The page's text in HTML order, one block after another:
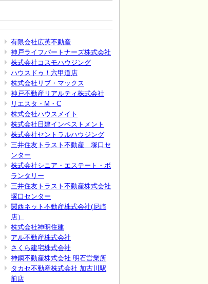
有限会社広英不動産
神戸ライフパートナーズ株式会社
株式会社コスモハウジング
ハウスドゥ！六甲道店
株式会社リブ・マックス
神戸不動産リアルティ株式会社
リエスタ・M・C
株式会社ハウスメイト
株式会社日建インベストメント
株式会社セントラルハウジング
三井住友トラスト不動産 塚口セ
ンター
株式会社シニア・エステート・ボ
ランタリー
三井住友トラスト不動産株式会社
塚口センター
関西ネット不動産株式会社(尼崎
店）
株式会社神明住建
アル不動産株式会社
さくら建宅株式会社
神鋼不動産株式会社 明石営業所
タカセ不動産株式会社 加古川駅
前店